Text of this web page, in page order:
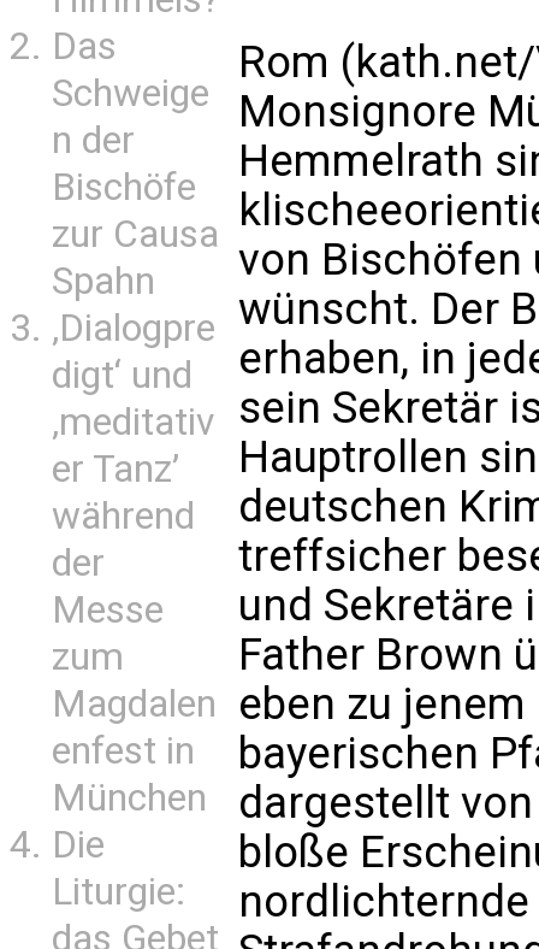
Das
Schweige
n der
Bischöfe
zur Causa
Spahn
‚Dialogpre
digt‘ und
‚meditativ
er Tanz’
während
der
Messe
zum
Magdalen
enfest in
München
Die
Liturgie:
das Gebet
Rom (kath.net/
Monsignore
Hemmelrath
von Bischöfen
wünscht. Der
erhaben, in
sein Sekretär
Hauptrollen
deutschen
treffsicher
und Sekretäre
Father Brown
eben zu
bayerischen
dargestellt
bloße